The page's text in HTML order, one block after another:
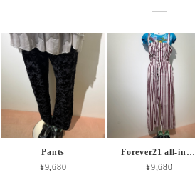
Pants
¥9,680
Forever21 all-in-one
¥9,680